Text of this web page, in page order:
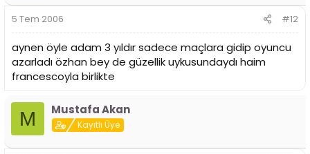
5 Tem 2006 #12
aynen öyle adam 3 yıldır sadece maçlara gidip oyuncu
azarladı özhan bey de güzellik uykusundaydı haim
francescoyla birlikte
M Mustafa Akan
Kayıtlı Üye